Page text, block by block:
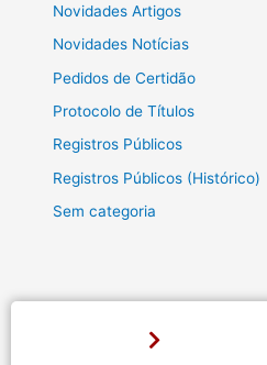
Novidades Artigos
Novidades Notícias
Pedidos de Certidão
Protocolo de Títulos
Registros Públicos
Registros Públicos (Histórico)
Sem categoria